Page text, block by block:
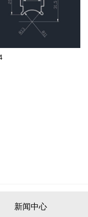
新闻中心